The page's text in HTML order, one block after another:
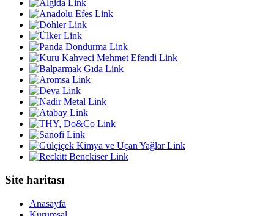
Site haritası
Anasayfa